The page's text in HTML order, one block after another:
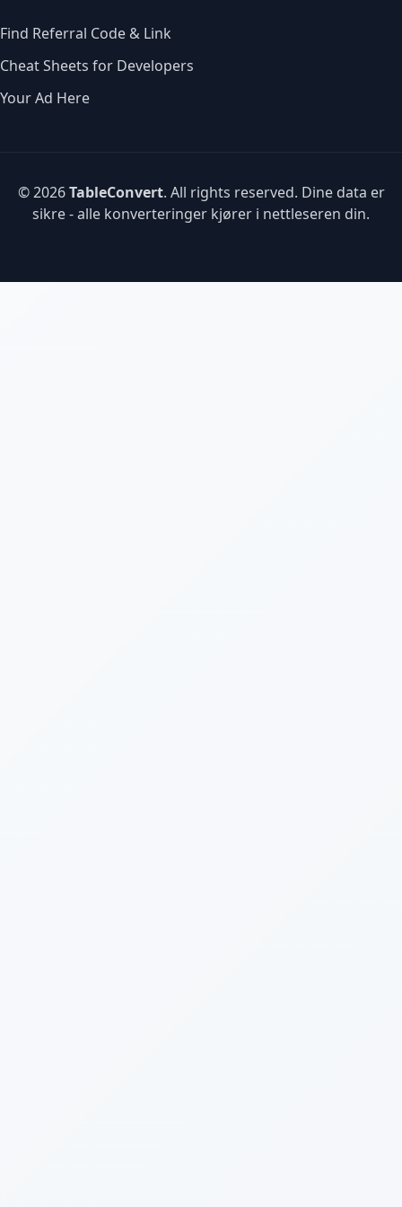
Find Referral Code & Link
Cheat Sheets for Developers
Your Ad Here
© 2026TableConvert. All rights reserved. Dine data er
sikre - alle konverteringer kjører i nettleseren din.